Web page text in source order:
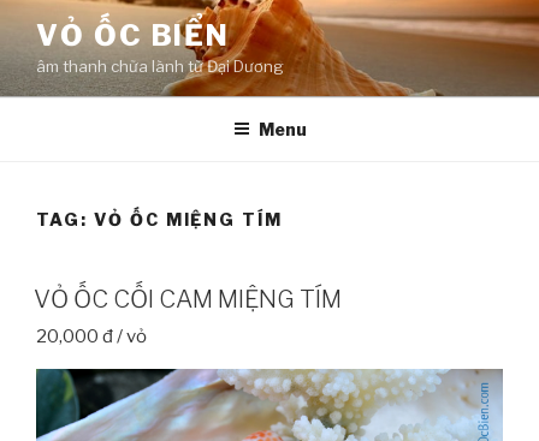
content
VỎ ỐC BIỂN
âm thanh chữa lành từ Đại Dương
Menu
TAG: VỎ ỐC MIỆNG TÍM
VỎ ỐC CỐI CAM MIỆNG TÍM
20,000 đ / vỏ